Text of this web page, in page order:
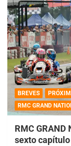
BREVES
RMC GRAND
RMC GRAND
sexto